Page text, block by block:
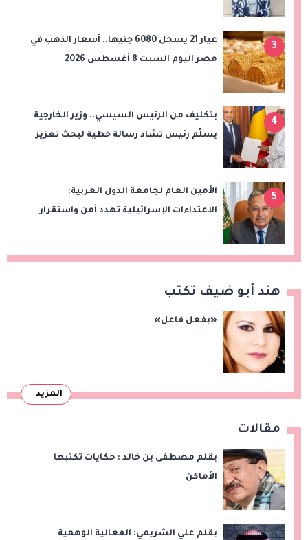
3
عيار 21 يسجل 6080 جنيها.. أسعار الذهب في
مصر اليوم السبت 8 أغسطس 2026
4
بتكليف من الرئيس السيسي.. وزير الخارجية
يسلّم رئيس تشاد رسالة خطية لبحث تعزيز
5
الأمين العام لجامعة الدول العربية:
الاعتداءات الإسرائيلية تهدد أمن واستقرار
هند أبو ضيف تكتب
«بفعل فاعل»
المزيد
مقالات
بقلم مصطفى بن خالد : حكايات تكتبها
الأماكن
بقلم علي الشريمي: الفعالية الوهمية